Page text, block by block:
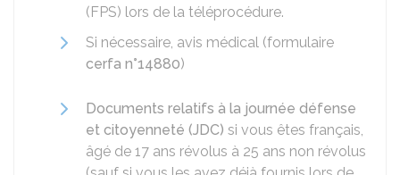
(FPS) lors de la téléprocédure.
Si nécessaire, avis médical (formulaire
cerfa n°14880)
Documents relatifs à la journée défense
et citoyenneté (JDC) si vous êtes français,
âgé de 17 ans révolus à 25 ans non révolus